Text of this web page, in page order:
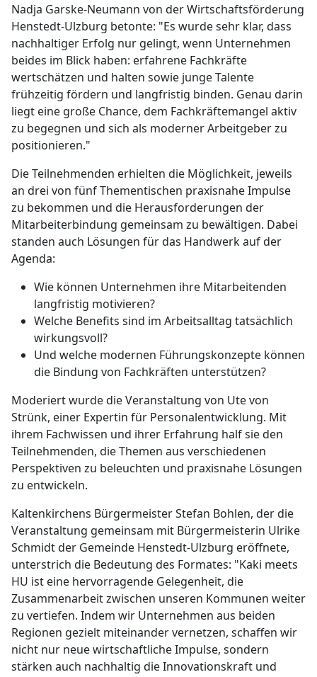
Nadja Garske-Neumann von der Wirtschaftsförderung
Henstedt-Ulzburg betonte: "Es wurde sehr klar, dass
nachhaltiger Erfolg nur gelingt, wenn Unternehmen
beides im Blick haben: erfahrene Fachkräfte
wertschätzen und halten sowie junge Talente
frühzeitig fördern und langfristig binden. Genau darin
liegt eine große Chance, dem Fachkräftemangel aktiv
zu begegnen und sich als moderner Arbeitgeber zu
positionieren."
Die Teilnehmenden erhielten die Möglichkeit, jeweils
an drei von fünf Thementischen praxisnahe Impulse
zu bekommen und die Herausforderungen der
Mitarbeiterbindung gemeinsam zu bewältigen. Dabei
standen auch Lösungen für das Handwerk auf der
Agenda:
Wie können Unternehmen ihre Mitarbeitenden
langfristig motivieren?
Welche Benefits sind im Arbeitsalltag tatsächlich
wirkungsvoll?
Und welche modernen Führungskonzepte können
die Bindung von Fachkräften unterstützen?
Moderiert wurde die Veranstaltung von Ute von
Strünk, einer Expertin für Personalentwicklung. Mit
ihrem Fachwissen und ihrer Erfahrung half sie den
Teilnehmenden, die Themen aus verschiedenen
Perspektiven zu beleuchten und praxisnahe Lösungen
zu entwickeln.
Kaltenkirchens Bürgermeister Stefan Bohlen, der die
Veranstaltung gemeinsam mit Bürgermeisterin Ulrike
Schmidt der Gemeinde Henstedt-Ulzburg eröffnete,
unterstrich die Bedeutung des Formates: "Kaki meets
HU ist eine hervorragende Gelegenheit, die
Zusammenarbeit zwischen unseren Kommunen weiter
zu vertiefen. Indem wir Unternehmen aus beiden
Regionen gezielt miteinander vernetzen, schaffen wir
nicht nur neue wirtschaftliche Impulse, sondern
stärken auch nachhaltig die Innovationskraft und